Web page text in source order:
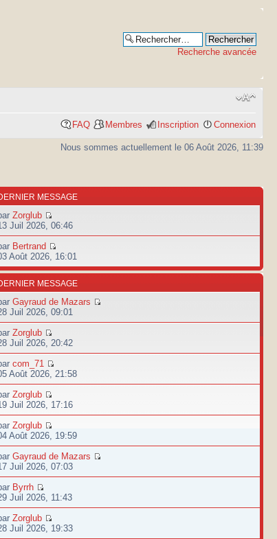
Recherche avancée
FAQ Membres Inscription Connexion
Nous sommes actuellement le 06 Août 2026, 11:39
MESSAGE
Zorglub
Juil 2026, 06:46
Bertrand
Août 2026, 16:01
MESSAGE
Gayraud de Mazars
Juil 2026, 09:01
Zorglub
Juil 2026, 20:42
com_71
Août 2026, 21:58
Zorglub
Juil 2026, 17:16
Zorglub
Août 2026, 19:59
Gayraud de Mazars
Juil 2026, 07:03
Byrrh
Juil 2026, 11:43
Zorglub
Juil 2026, 19:33